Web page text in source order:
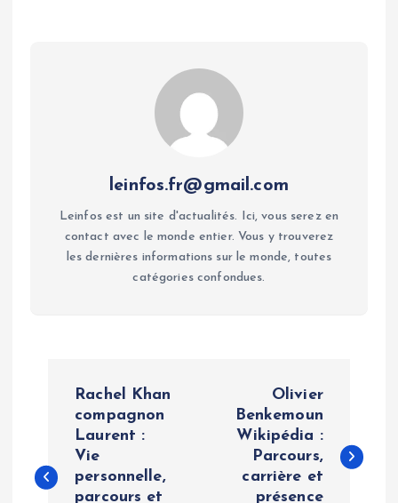
leinfos.fr@gmail.com
Leinfos est un site d'actualités. Ici, vous serez en
contact avec le monde entier. Vous y trouverez
les dernières informations sur le monde, toutes
catégories confondues.
s
Rachel Khan
compagnon
Laurent :
Vie
personnelle,
parcours et
Olivier
Benkemoun
Wikipédia :
Parcours,
carrière et
présence